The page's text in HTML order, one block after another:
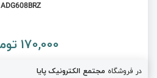
ADG608BRZ
170,000 تومان
در فروشگاه مجتمع الکترونیک پایا